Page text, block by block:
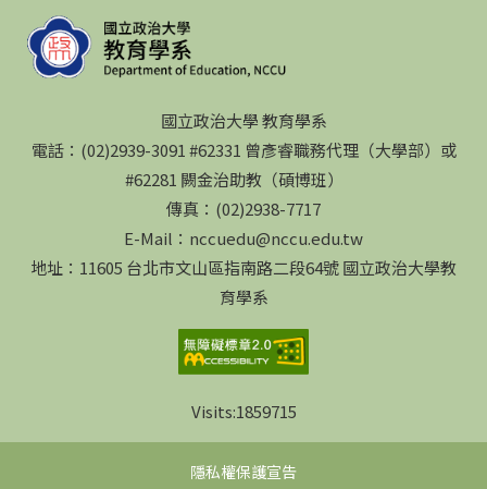
國立政治大學 教育學系
電話：(02)2939-3091 #62331 曾彥睿職務代理（大學部）或
#62281 闕金治助教（碩博班）
傳真：(02)2938-7717
E-Mail：nccuedu@nccu.edu.tw
地址：11605 台北市文山區指南路二段64號 國立政治大學教
育學系
Visits:1859715
隱私權保護宣告